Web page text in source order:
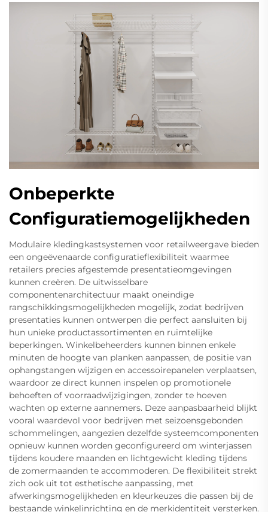
Onbeperkte
Configuratiemogelijkheden
Modulaire kledingkastsystemen voor retailweergave bieden
een ongeëvenaarde configuratieflexibiliteit waarmee
retailers precies afgestemde presentatieomgevingen
kunnen creëren. De uitwisselbare
componentenarchitectuur maakt oneindige
rangschikkingsmogelijkheden mogelijk, zodat bedrijven
presentaties kunnen ontwerpen die perfect aansluiten bij
hun unieke productassortimenten en ruimtelijke
beperkingen. Winkelbeheerders kunnen binnen enkele
minuten de hoogte van planken aanpassen, de positie van
ophangstangen wijzigen en accessoirepanelen verplaatsen,
waardoor ze direct kunnen inspelen op promotionele
behoeften of voorraadwijzigingen, zonder te hoeven
wachten op externe aannemers. Deze aanpasbaarheid blijkt
vooral waardevol voor bedrijven met seizoensgebonden
schommelingen, aangezien dezelfde systeemcomponenten
opnieuw kunnen worden geconfigureerd om winterjassen
tijdens koudere maanden en lichtgewicht kleding tijdens
de zomermaanden te accommoderen. De flexibiliteit strekt
zich ook uit tot esthetische aanpassing, met
afwerkingsmogelijkheden en kleurkeuzes die passen bij de
bestaande winkelinrichting en de merkidentiteit versterken.